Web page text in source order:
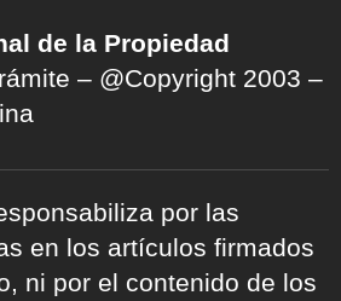
de la Propiedad
– @Copyright 2003 –
por las
en los artículos firmados
ni por el contenido de los